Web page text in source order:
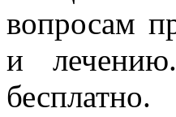
вопросам
и
бесплатно.